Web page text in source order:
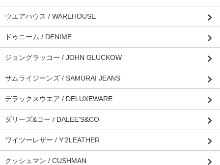
ウエアハウス / WAREHOUSE
ドゥニーム / DENIME
ジョングラッコー / JOHN GLUCKOW
サムライジーンズ / SAMURAI JEANS
デラックスウエア / DELUXEWARE
ダリーズ&コー / DALEE'S&CO
ワイツーレザー / Y'2LEATHER
クッシュマン / CUSHMAN